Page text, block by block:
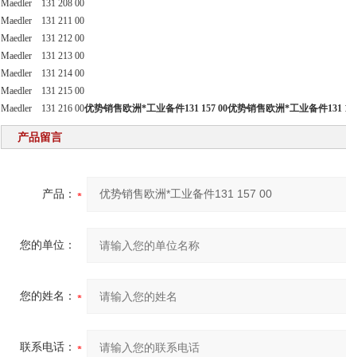
Maedler 131 208 00
Maedler 131 211 00
Maedler 131 212 00
Maedler 131 213 00
Maedler 131 214 00
Maedler 131 215 00
Maedler 131 216 00优势销售欧洲*工业备件131 157 00优势销售欧洲*工业备件131
产品留言
产品：
您的单位：
您的姓名：
联系电话：